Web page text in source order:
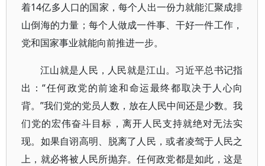
着14亿多人口的国家，每个人出一份力就能汇聚成排
山倒海的力量；每个人做成一件事、干好一件工作，
党和国家事业就能向前推进一步。
江山就是人民，人民就是江山。习近平总书记指
出：“任何政党的前途和命运最终都取决于人心向
背。”我们党的党员人数，放在人民中间还是少数。我
们党的宏伟奋斗目标，离开人民支持就绝对无法实
现。如果自诩高明、脱离了人民，或者凌驾于人民之
上，就必将被人民所抛弃。任何政党都是如此，这是